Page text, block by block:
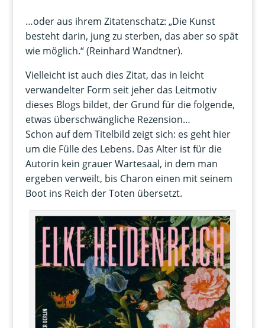
…oder aus ihrem Zitatenschatz: „Die Kunst
besteht darin, jung zu sterben, das aber so spät
wie möglich.“ (Reinhard Wandtner).
Vielleicht ist auch dies Zitat, das in leicht
verwandelter Form seit jeher das Leitmotiv
dieses Blogs bildet, der Grund für die folgende,
etwas überschwängliche Rezension…
Schon auf dem Titelbild zeigt sich: es geht hier
um die Fülle des Lebens. Das Alter ist für die
Autorin kein grauer Wartesaal, in dem man
ergeben verweilt, bis Charon einen mit seinem
Boot ins Reich der Toten übersetzt.